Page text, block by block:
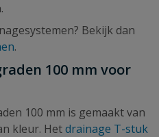
Bekijk dan
.
100 mm voor
100 mm is gemaakt van
kleur. Hetdrainage T-stuk